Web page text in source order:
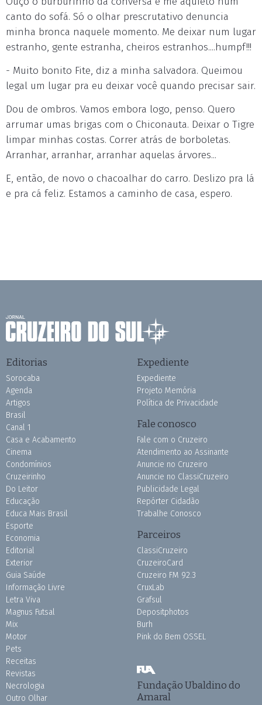
canto do sofá. Só o olhar prescrutativo denuncia
minha bronca naquele momento. Me deixar num lugar
estranho, gente estranha, cheiros estranhos....humpf!!!
- Muito bonito Fite, diz a minha salvadora. Queimou
legal um lugar pra eu deixar você quando precisar sair.
Dou de ombros. Vamos embora logo, penso. Quero
arrumar umas brigas com o Chiconauta. Deixar o Tigre
limpar minhas costas. Correr atrás de borboletas.
Arranhar, arranhar, arranhar aquelas árvores...
E, então, de novo o chacoalhar do carro. Deslizo pra lá
e pra cá feliz. Estamos a caminho de casa, espero.
Editorias
Sorocaba
Agenda
Artigos
Brasil
Canal 1
Casa e Acabamento
Cinema
Condomínios
Cruzeirinho
Do Leitor
Educação
Educa Mais Brasil
Esporte
Economia
Editorial
Exterior
Guia Saúde
Informação Livre
Letra Viva
Magnus Futsal
Mix
Motor
Pets
Receitas
Revistas
Necrologia
Outro Olhar
Expediente
Expediente
Projeto Memória
Política de Privacidade
Fale conosco
Fale com o Cruzeiro
Atendimento ao Assinante
Anuncie no Cruzeiro
Anuncie no ClassiCruzeiro
Publicidade Legal
Repórter Cidadão
Trabalhe Conosco
Parceiros
ClassiCruzeiro
CruzeiroCard
Cruzeiro FM 92.3
CruxLab
Grafsul
Depositphotos
Burh
Pink do Bem OSSEL
Fundação Ubaldino do
Amaral